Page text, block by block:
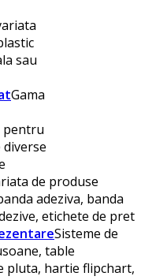
sau
Gama
pentru
de produse
adeziva, banda
etichete de pret
Sisteme de
table
pluta, hartie flipchart,